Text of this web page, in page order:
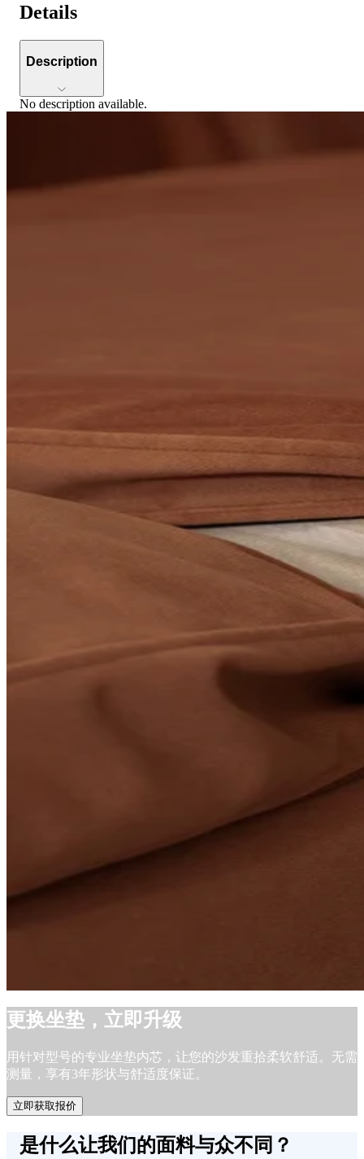
Details
Description
No description available.
更换坐垫，立即升级
用针对型号的专业坐垫内芯，让您的沙发重拾柔软舒适。无需
测量，享有3年形状与舒适度保证。
立即获取报价
是什么让我们的面料与众不同？